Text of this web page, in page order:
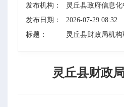
发布机构：
灵丘县政府信息化
发布日期：
2026-07-29 08:32
标题：
灵丘县财政局机构
灵丘县财政